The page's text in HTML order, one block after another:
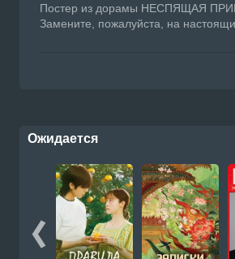
Постер из дорамы НЕСПЯЩАЯ
Замените, пожалуйста, на
Ожидается